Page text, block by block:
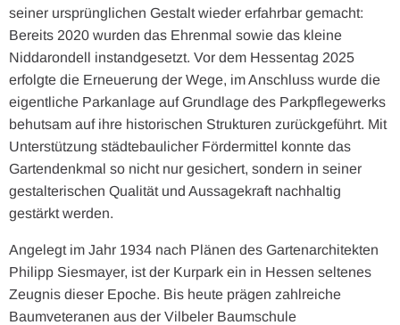
seiner ursprünglichen Gestalt wieder erfahrbar gemacht:
Bereits 2020 wurden das Ehrenmal sowie das kleine
Niddarondell instandgesetzt. Vor dem Hessentag 2025
erfolgte die Erneuerung der Wege, im Anschluss wurde die
eigentliche Parkanlage auf Grundlage des Parkpflegewerks
behutsam auf ihre historischen Strukturen zurückgeführt. Mit
Unterstützung städtebaulicher Fördermittel konnte das
Gartendenkmal so nicht nur gesichert, sondern in seiner
gestalterischen Qualität und Aussagekraft nachhaltig
gestärkt werden.
Angelegt im Jahr 1934 nach Plänen des Gartenarchitekten
Philipp Siesmayer, ist der Kurpark ein in Hessen seltenes
Zeugnis dieser Epoche. Bis heute prägen zahlreiche
Baumveteranen aus der Vilbeler Baumschule